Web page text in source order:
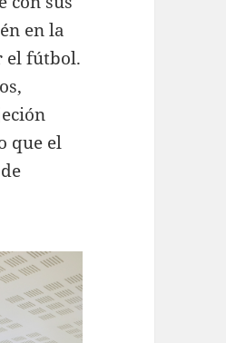
en la
el fútbol.
que el